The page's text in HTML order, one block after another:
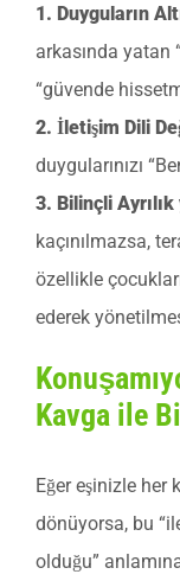
1. Duyguların
arkasında yatan
“güvende
2. İletişim Dili
duygularınızı
3. Bilinçli
kaçınılmazsa,
özellikle
ederek
Kavga ile
Eğer eşinizle her
dönüyorsa, bu
olduğu”